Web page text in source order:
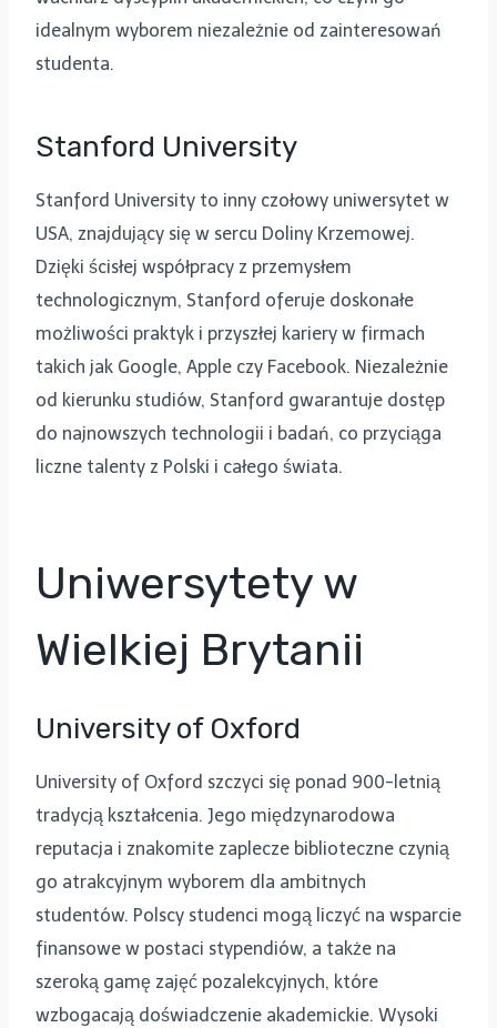
idealnym wyborem niezależnie od zainteresowań
studenta.
Stanford University
Stanford University to inny czołowy uniwersytet w
USA, znajdujący się w sercu Doliny Krzemowej.
Dzięki ścisłej współpracy z przemysłem
technologicznym, Stanford oferuje doskonałe
możliwości praktyk i przyszłej kariery w firmach
takich jak Google, Apple czy Facebook. Niezależnie
od kierunku studiów, Stanford gwarantuje dostęp
do najnowszych technologii i badań, co przyciąga
liczne talenty z Polski i całego świata.
Uniwersytety w
Wielkiej Brytanii
University of Oxford
University of Oxford szczyci się ponad 900-letnią
tradycją kształcenia. Jego międzynarodowa
reputacja i znakomite zaplecze biblioteczne czynią
go atrakcyjnym wyborem dla ambitnych
studentów. Polscy studenci mogą liczyć na wsparcie
finansowe w postaci stypendiów, a także na
szeroką gamę zajęć pozalekcyjnych, które
wzbogacają doświadczenie akademickie. Wysoki